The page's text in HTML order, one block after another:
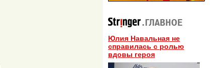
Юлия Навальная не
справилась с ролью
вдовы героя